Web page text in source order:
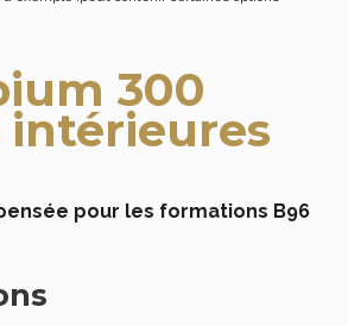
300
intérieures
pour les formations B96